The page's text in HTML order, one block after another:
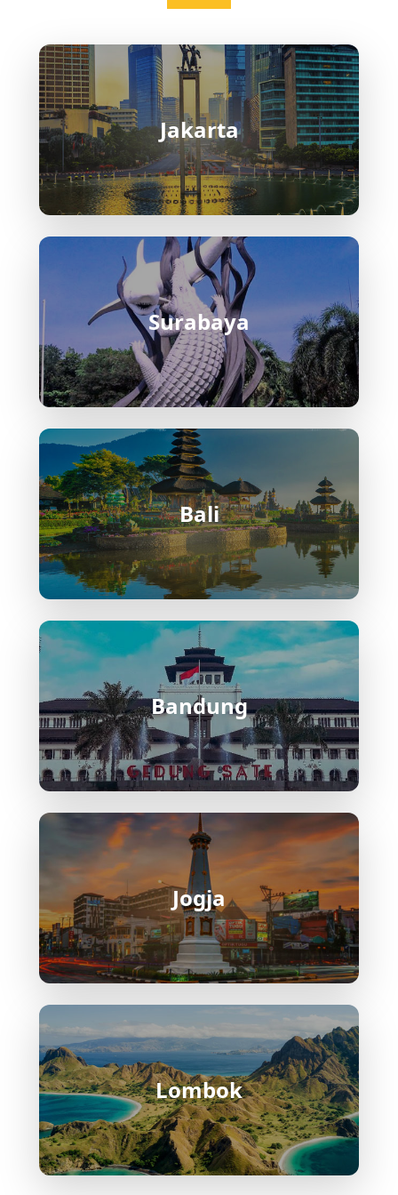
Stasiun Bogor (Stasiun Besar Bogor)
Stasiun utama di Kota Bogor yang menjadi
pusat keberangkatan dan kedatangan KRL
Commuter Line. Lokasinya berada di pusat
kota, dekat Kebun Raya Bogor, Istana Bogor,
dan area kuliner. Fasilitasnya lengkap,
modern, dan menjadi titik mobilitas paling
ramai untuk penumpang dari dan menuju
Stasiun Bogor Paledang Stasiun khusus
kereta Pangrango yang melayani rute
Bogor–Sukabumi. Letaknya hanya beberapa
menit dari Stasiun Bogor utama. Suasana
stasiun lebih tenang, bangunannya khas
dan sederhana
Terminal
terbesar di Bogor yang melayani bus
antarkota dan travel menuju Jakarta,
Bandung, Cirebon, hingga Jawa Tengah &
Timur.
Terminal Bubulak Terminal yang
melayani angkutan dalam kota dan
beberapa rute antarkota. Lokasinya strategis
untuk masyarakat di wilayah Bogor Barat
serta akses menuju kawasan Dramaga dan
Cibungbulang
Terminal Ciawi Gerbang transportasi
penting menuju kawasan Puncak dan Bogor
Selatan. Banyak bus dan travel beroperasi di
sini, terutama yang melintasi jalur
Sukabumi dan Bandung via Puncak
Jakarta
Surabaya
Bali
Bandung
Jogja
Lombok